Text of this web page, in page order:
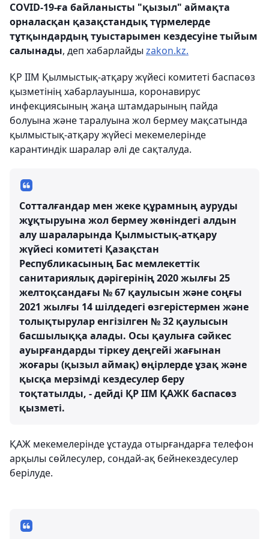
COVID-19-ға байланысты "қызыл" аймақта
орналасқан қазақстандық түрмелерде
тұтқындардың туыстарымен кездесуіне тыйым
салынады, деп хабарлайды zakon.kz.
ҚР ІІМ Қылмыстық-атқару жүйесі комитеті баспасөз
қызметінің хабарлауынша, коронавирус
инфекциясының жаңа штамдарының пайда
болуына және таралуына жол бермеу мақсатында
қылмыстық-атқару жүйесі мекемелерінде
карантиндік шаралар әлі де сақталуда.
Сотталғандар мен жеке құрамның ауруды
жұқтыруына жол бермеу жөніндегі алдын
алу шараларында Қылмыстық-атқару
жүйесі комитеті Қазақстан
Республикасының Бас мемлекеттік
санитариялық дәрігерінің 2020 жылғы 25
желтоқсандағы № 67 қаулысын және соңғы
2021 жылғы 14 шілдедегі өзгерістермен және
толықтырулар енгізілген № 32 қаулысын
басшылыққа алады. Осы қаулыға сәйкес
ауырғандарды тіркеу деңгейі жағынан
жоғары (қызыл аймақ) өңірлерде ұзақ және
қысқа мерзімді кездесулер беру
тоқтатылды, - дейді ҚР ІІМ ҚАЖК баспасөз
қызметі.
ҚАЖ мекемелерінде ұстауда отырғандарға телефон
арқылы сөйлесулер, сондай-ақ бейнекездесулер
берілуде.